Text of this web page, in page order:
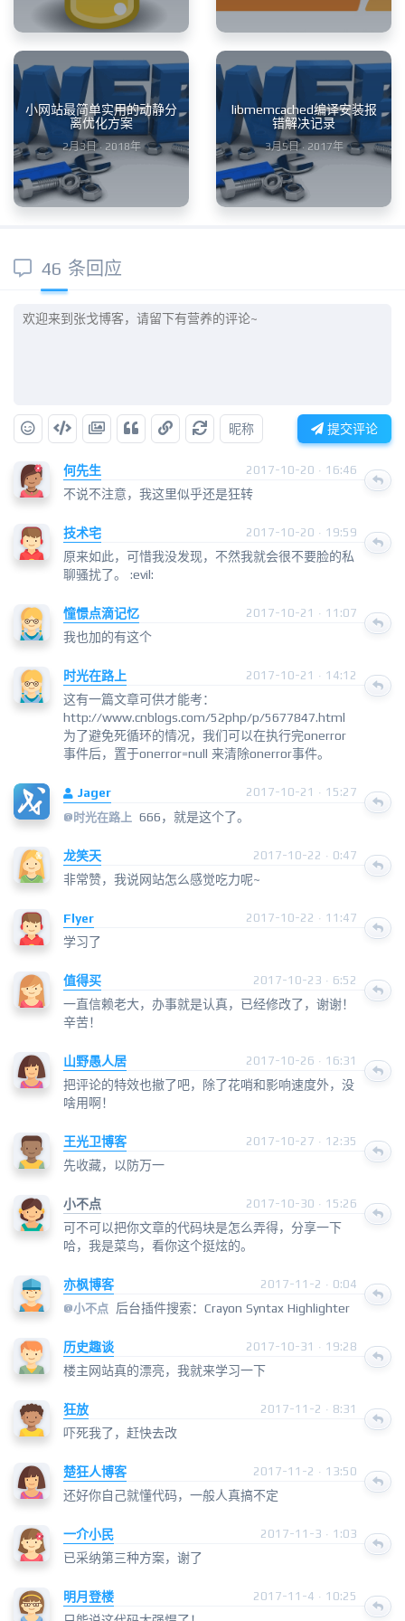
小网站最简单实用的动静分
离优化方案
2月3日 · 2018年
libmemcached编译安装报
错解决记录
3月5日 · 2017年
46 条回应
昵称 提交评论
何先生 2017-10-20 · 16:46
不说不注意，我这里似乎还是狂转
技术宅 2017-10-20 · 19:59
原来如此，可惜我没发现，不然我就会很不要脸的私
聊骚扰了。 :evil:
憧憬点滴记忆 2017-10-21 · 11:07
我也加的有这个
时光在路上 2017-10-21 · 14:12
这有一篇文章可供才能考：
http://www.cnblogs.com/52php/p/5677847.html
为了避免死循环的情况，我们可以在执行完onerror
事件后，置于onerror=null 来清除onerror事件。
Jager
2017-10-21 · 15:27
@ 时光在路上 666，就是这个了。
龙笑天 2017-10-22 · 0:47
非常赞，我说网站怎么感觉吃力呢~
Flyer 2017-10-22 · 11:47
学习了
值得买 2017-10-23 · 6:52
一直信赖老大，办事就是认真，已经修改了，谢谢！
辛苦！
山野愚人居 2017-10-26 · 16:31
把评论的特效也撤了吧，除了花哨和影响速度外，没
啥用啊！
王光卫博客 2017-10-27 · 12:35
先收藏，以防万一
小不点 2017-10-30 · 15:26
可不可以把你文章的代码块是怎么弄得，分享一下
哈，我是菜鸟，看你这个挺炫的。
亦枫博客
2017-11-2 · 0:04
@小不点 后台插件搜索：Crayon Syntax Highlighter
历史趣谈 2017-10-31 · 19:28
楼主网站真的漂亮，我就来学习一下
狂放 2017-11-2 · 8:31
吓死我了，赶快去改
楚狂人博客 2017-11-2 · 13:50
还好你自己就懂代码，一般人真搞不定
一介小民 2017-11-3 · 1:03
已采纳第三种方案，谢了
明月登楼 2017-11-4 · 10:25